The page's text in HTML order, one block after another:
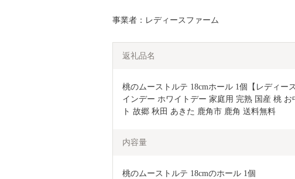
事業者：レディースファーム
返礼品名
桃のムーストルテ 18cmホール 1個【レディー
インデー ホワイトデー 家庭用 完熟 国産 桃
ト 故郷 秋田 あきた 鹿角市 鹿角 送料無料
内容量
桃のムーストルテ 18cmのホール 1個